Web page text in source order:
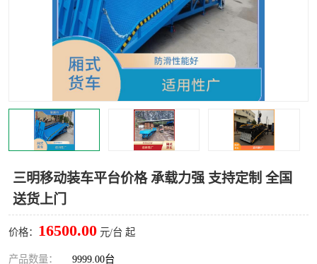
三明移动装车平台价格 承载力强 支持定制 全国
送货上门
价格： 16500.00 元/台 起
产品数量： 9999.00台